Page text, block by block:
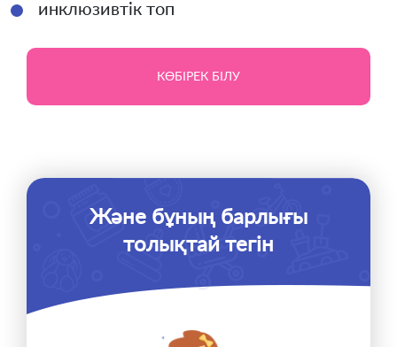
инклюзивтік топ
КӨБІРЕК БІЛУ
Және бұның барлығы
толықтай тегін